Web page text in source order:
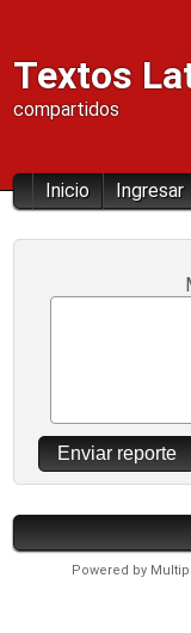
Textos
compartidos
Inicio Ingresar
Enviar reporte
Powered by